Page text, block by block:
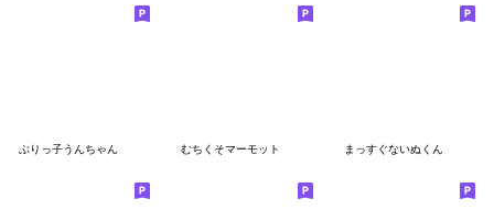
ぶりっ子うんちゃん むちくそマーモット まっすぐないぬくん